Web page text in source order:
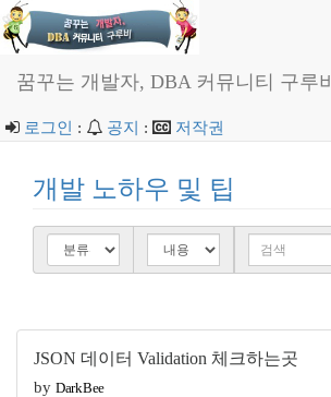
꿈꾸는 개발자, DBA 커뮤니티 구루비
로그인 : 공지 : 저작권
개발 노하우 및 팁
JSON 데이터 Validation 체크하는곳
by DarkBee